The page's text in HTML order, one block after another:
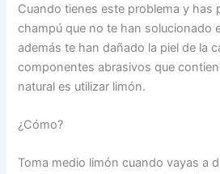
Cuando tienes este problema y
champú que no te han solucionado
además te han dañado la piel de la
componentes abrasivos que
natural es utilizar limón.
¿Cómo?
Toma medio limón cuando vayas a